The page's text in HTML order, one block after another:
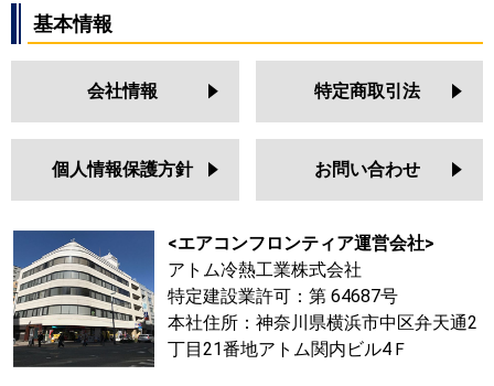
基本情報
会社情報 特定商取引法
個人情報保護方針 お問い合わせ
<エアコンフロンティア運営会社>
アトム冷熱工業株式会社
特定建設業許可：第 64687号
本社住所：神奈川県横浜市中区弁天通2
丁目21番地アトム関内ビル4Ｆ